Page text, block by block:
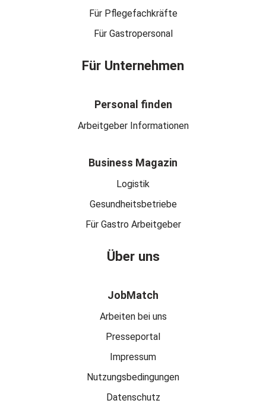
Für Pflegefachkräfte
Für Gastropersonal
Für Unternehmen
Personal finden
Arbeitgeber Informationen
Business Magazin
Logistik
Gesundheitsbetriebe
Für Gastro Arbeitgeber
Über uns
JobMatch
Arbeiten bei uns
Presseportal
Impressum
Nutzungsbedingungen
Datenschutz